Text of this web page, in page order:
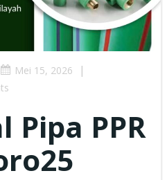
Mei 15, 2026 |
Pipa PPR